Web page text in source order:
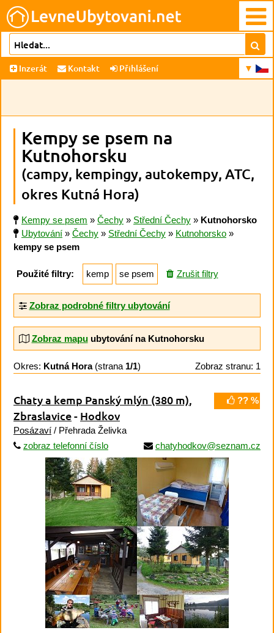
Inzerát Kontakt Přihlášení
Kempy se psem na
Kutnohorsku
(campy, kempingy, autokempy, ATC,
okres Kutná Hora)
Kempy se psem » Čechy » Střední Čechy » Kutnohorsko
Ubytování » Čechy » Střední Čechy » Kutnohorsko »
kempy se psem
Použité filtry: kemp se psem Zrušit filtry
Zobraz podrobné filtry ubytování
Zobraz mapuubytování na Kutnohorsku
Okres: Kutná Hora(strana 1/1) Zobraz stranu: 1
?? %
Chaty a kemp Panský mlýn (380 m),
Zbraslavice- Hodkov
Posázaví / Přehrada Želivka
zobraz telefonní číslo
chatyhodkov@seznam.cz